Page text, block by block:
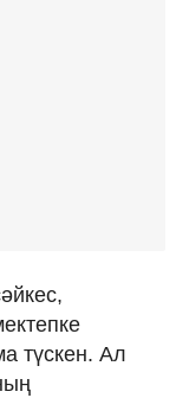
түскен. Ал